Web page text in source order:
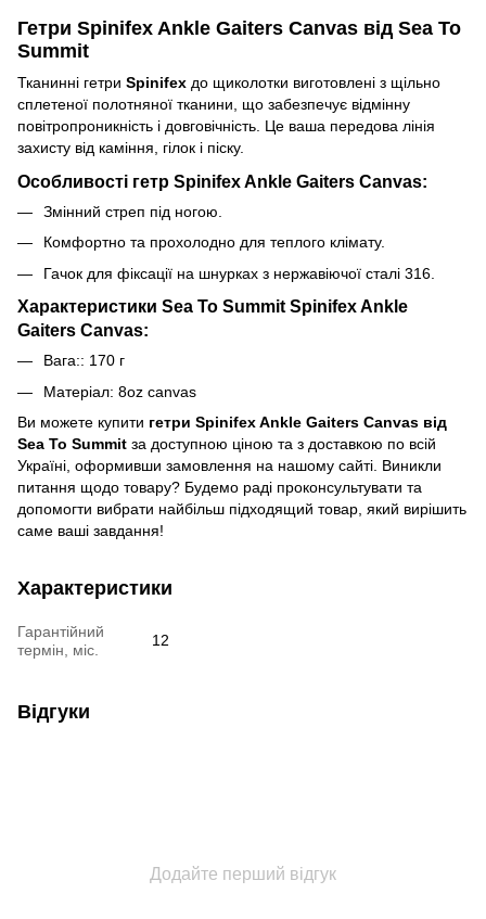
Гетри Spinifex Ankle Gaiters Canvas від Sea To
Summit
Тканинні гетри Spinifex до щиколотки виготовлені з щільно
сплетеної полотняної тканини, що забезпечує відмінну
повітропроникність і довговічність. Це ваша передова лінія
захисту від каміння, гілок і піску.
Особливості гетр Spinifex Ankle Gaiters Canvas:
Змінний стреп під ногою.
Комфортно та прохолодно для теплого клімату.
Гачок для фіксації на шнурках з нержавіючої сталі 316.
Характеристики Sea To Summit Spinifex Ankle
Gaiters Canvas:
Вага:: 170 г
Матеріал: 8oz canvas
Ви можете купити гетри Spinifex Ankle Gaiters Canvas від
Sea To Summit за доступною ціною та з доставкою по всій
Україні, оформивши замовлення на нашому сайті. Виникли
питання щодо товару? Будемо раді проконсультувати та
допомогти вибрати найбільш підходящий товар, який вирішить
саме ваші завдання!
Характеристики
Гарантійний
термін, міс.
12
Відгуки
Додайте перший відгук